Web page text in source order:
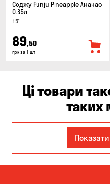
Соджу Funju Pineapple Ананас
0.35л
15°
89,50
грн за 1 шт
Ці товари
таких
Єлизаветівка
Авангард
Показати